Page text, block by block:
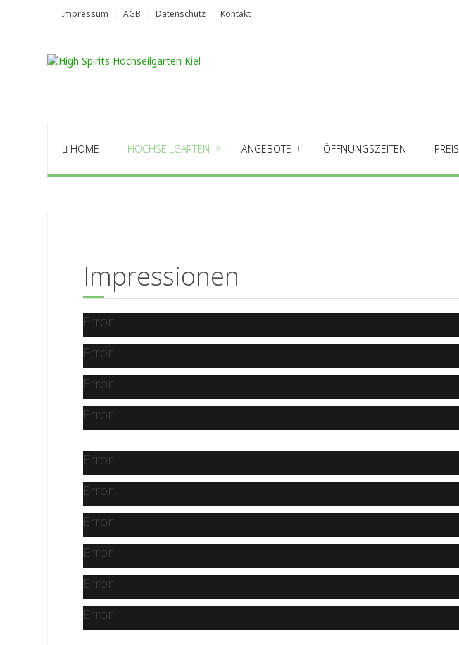
Impressum AGB Datenschutz Kontakt
HOME HOCHSEILGARTEN ANGEBOTE ÖFFNUNGSZEITEN
Impressionen
Error
Error
Error
Error
Error
Error
Error
Error
Error
Error